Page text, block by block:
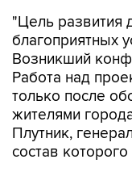
"Цель развития
благоприятных
Возникший
Работа над
только после
жителями
Плутник,
состав